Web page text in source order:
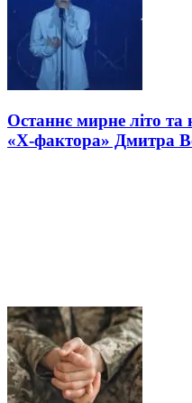
Останнє мирне літо та
«Х-фактора» Дмитра